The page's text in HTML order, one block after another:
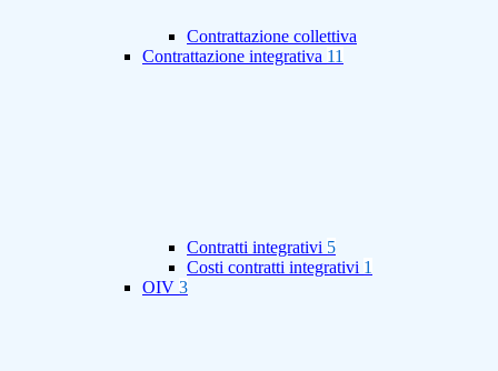
Contrattazione collettiva
Contrattazione integrativa 11
Contratti integrativi 5
Costi contratti integrativi 1
OIV 3